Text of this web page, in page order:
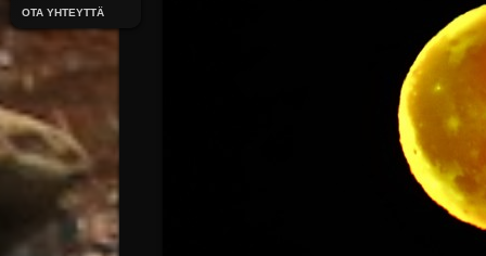
OTA YHTEYTTÄ